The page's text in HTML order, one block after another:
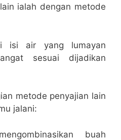
ialah dengan metode
isi air yang lumayan
sesuai dijadikan
metode penyajian lain
jalani:
buah